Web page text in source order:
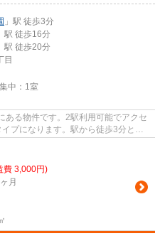
」駅 徒歩3分
駅 徒歩16分
駅 徒歩20分
目
中： 1室
ある物件です。2駅利用可能でアクセ
プになります。駅から徒歩3分とい
費 3,000円)
月